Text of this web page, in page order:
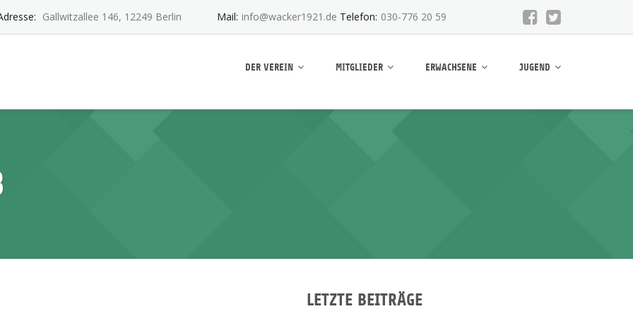
Gallwitzallee 146, 12249 Berlin Mail: info@wacker1921.de Telefon: 030-776 20 59
DER VEREIN MITGLIEDER ERWACHSENE JUGEND
LETZTE BEITRÄGE